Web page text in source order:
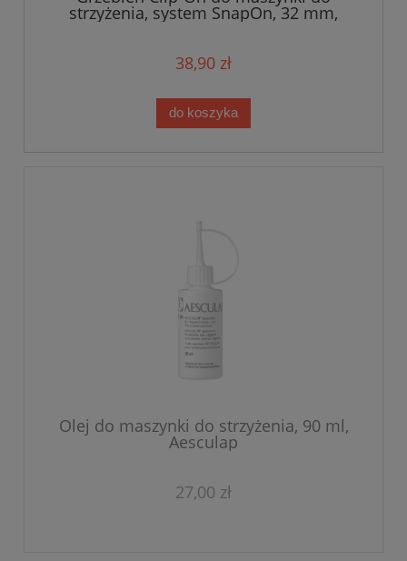
strzyżenia, system SnapOn, 32 mm,
38,90 zł
do koszyka
Olej do maszynki do strzyżenia, 90 ml,
Aesculap
27,00 zł